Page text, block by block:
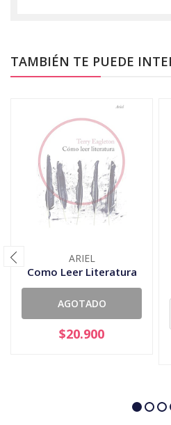
TAMBIÉN TE PUEDE
ARIEL
Como Leer Literatura
AGOTADO
$20.900